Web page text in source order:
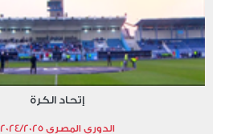
إتحاد الكرة
الدوري المصري 2024/2025